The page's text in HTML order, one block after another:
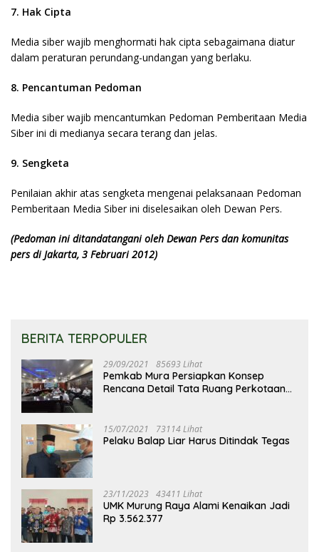
7. Hak Cipta
Media siber wajib menghormati hak cipta sebagaimana diatur
dalam peraturan perundang-undangan yang berlaku.
8. Pencantuman Pedoman
Media siber wajib mencantumkan Pedoman Pemberitaan Media
Siber ini di medianya secara terang dan jelas.
9. Sengketa
Penilaian akhir atas sengketa mengenai pelaksanaan Pedoman
Pemberitaan Media Siber ini diselesaikan oleh Dewan Pers.
(Pedoman ini ditandatangani oleh Dewan Pers dan komunitas
pers di Jakarta, 3 Februari 2012)
BERITA TERPOPULER
29/09/2021 85693 Lihat
Pemkab Mura Persiapkan Konsep
Rencana Detail Tata Ruang Perkotaan
15/07/2021 73114 Lihat
Pelaku Balap Liar Harus Ditindak Tegas
23/11/2023 43411 Lihat
UMK Murung Raya Alami Kenaikan Jadi
Rp 3.562.377